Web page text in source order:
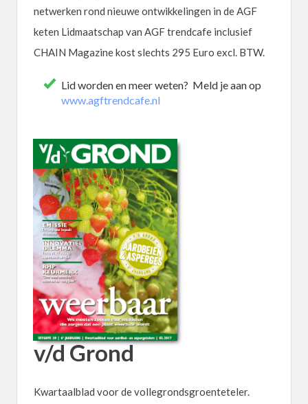
netwerken rond nieuwe ontwikkelingen in de AGF
keten Lidmaatschap van AGF trendcafe inclusief
CHAIN Magazine kost slechts 295 Euro excl. BTW.
Lid worden en meer weten? Meld je aan op
www.agftrendcafe.nl
v/d Grond
Kwartaalblad voor de vollegrondsgroenteteler.